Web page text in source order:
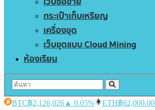
กระเป๋าเก็บเหรียญ
เครื่องขุด
เว็บขุดแบบ Cloud Mining
ห้องเรียน
BTC฿2,126,026 ▲ 0.05% ETH฿62,000.00